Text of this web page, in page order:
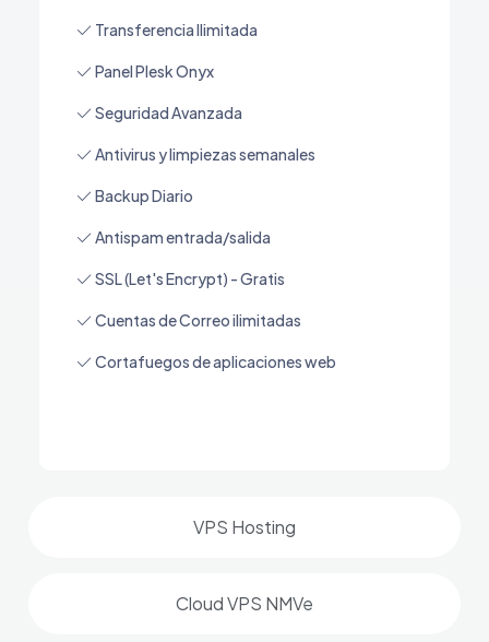
VPS Hosting
Cloud VPS NMVe
Transferencia Ilimitada
Panel Plesk Onyx
Seguridad Avanzada
Antivirus y limpiezas semanales
Backup Diario
Antispam entrada/salida
SSL (Let's Encrypt) - Gratis
Cuentas de Correo ilimitadas
Cortafuegos de aplicaciones web